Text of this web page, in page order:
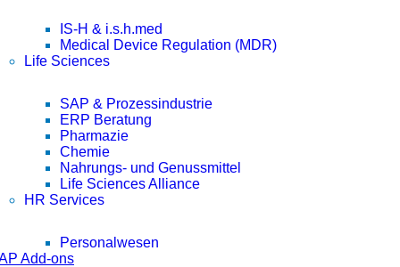
IS-H & i.s.h.med
Medical Device Regulation (MDR)
Life Sciences
SAP & Prozessindustrie
ERP Beratung
Pharmazie
Chemie
Nahrungs- und Genussmittel
Life Sciences Alliance
HR Services
Personalwesen
Add-ons